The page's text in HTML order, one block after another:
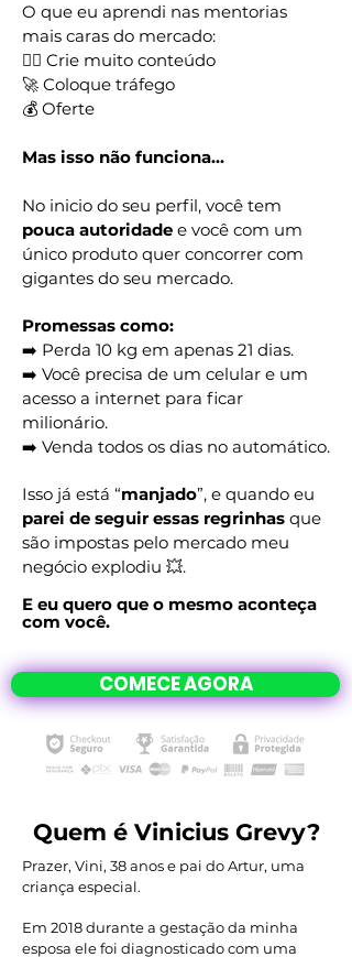
O que eu aprendi nas mentorias
mais caras do mercado:
✍🏼 Crie muito conteúdo
🚀 Coloque tráfego
💰 Oferte
Mas isso não funciona...
No inicio do seu perfil, você tem
pouca autoridade e você com um
único produto quer concorrer com
gigantes do seu mercado.
Promessas como:
➡️ Perda 10 kg em apenas 21 dias.
➡️ Você precisa de um celular e um
acesso a internet para ficar
milionário.
➡️ Venda todos os dias no automático.
Isso já está “manjado”, e quando eu
parei de seguir essas regrinhas que
são impostas pelo mercado meu
negócio explodiu 💥.
E eu quero que o mesmo aconteça
com você.
COMECE AGORA
Quem é Vinicius Grevy?
Prazer, Vini, 38 anos e pai do Artur, uma
criança especial.
Em 2018 durante a gestação da minha
esposa ele foi diagnosticado com uma